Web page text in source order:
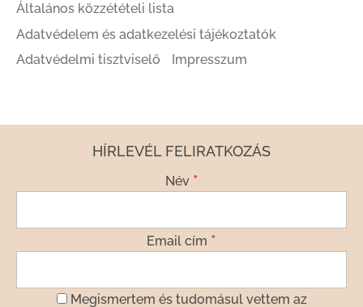
Általános közzétételi lista
Adatvédelem és adatkezelési tájékoztatók
Adatvédelmi tisztviselő
Impresszum
HÍRLEVÉL FELIRATKOZÁS
Név *
Email cím *
Megismertem és tudomásul vettem az